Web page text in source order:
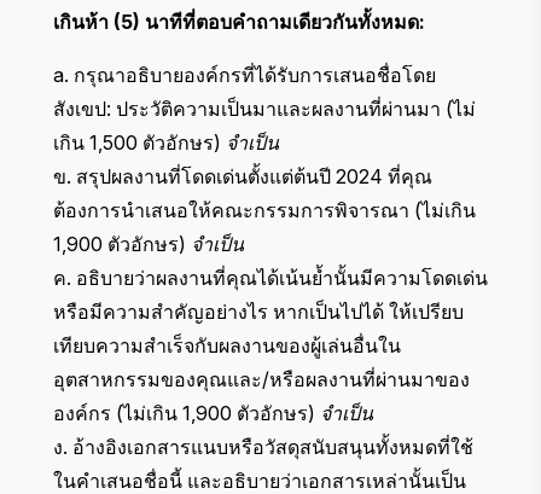
เกินห้า (5) นาทีที่ตอบคำถามเดียวกันทั้งหมด:
a. กรุณาอธิบายองค์กรที่ได้รับการเสนอชื่อโดย
สังเขป: ประวัติความเป็นมาและผลงานที่ผ่านมา (ไม่
เกิน 1,500 ตัวอักษร) จำเป็น
ข. สรุปผลงานที่โดดเด่นตั้งแต่ต้นปี 2024 ที่คุณ
ต้องการนำเสนอให้คณะกรรมการพิจารณา (ไม่เกิน
1,900 ตัวอักษร) จำเป็น
ค. อธิบายว่าผลงานที่คุณได้เน้นย้ำนั้นมีความโดดเด่น
หรือมีความสำคัญอย่างไร หากเป็นไปได้ ให้เปรียบ
เทียบความสำเร็จกับผลงานของผู้เล่นอื่นใน
อุตสาหกรรมของคุณและ/หรือผลงานที่ผ่านมาของ
องค์กร (ไม่เกิน 1,900 ตัวอักษร) จำเป็น
ง. อ้างอิงเอกสารแนบหรือวัสดุสนับสนุนทั้งหมดที่ใช้
ในคำเสนอชื่อนี้ และอธิบายว่าเอกสารเหล่านั้นเป็น